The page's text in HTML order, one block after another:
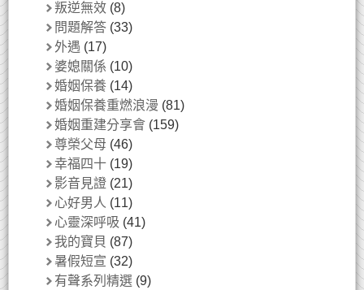
叛逆無效 (8)
問題解答 (33)
外遇 (17)
婆媳關係 (10)
婚姻保養 (14)
婚姻保養重燃浪漫 (81)
婚姻重建分享會 (159)
尊榮父母 (46)
幸福四十 (19)
影音見證 (21)
心好男人 (11)
心靈深呼吸 (41)
我的寶貝 (87)
暑假短宣 (32)
有聲系列精選 (9)